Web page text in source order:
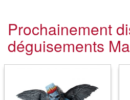
Prochainement
déguisements